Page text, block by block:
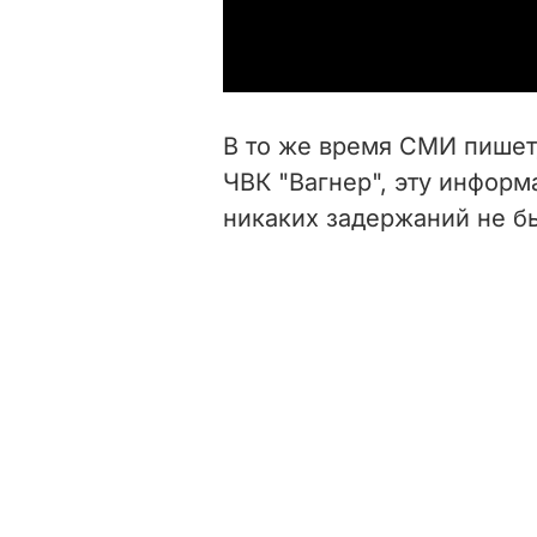
В то же время СМИ
ЧВК "Вагнер", эту
никаких задержаний не